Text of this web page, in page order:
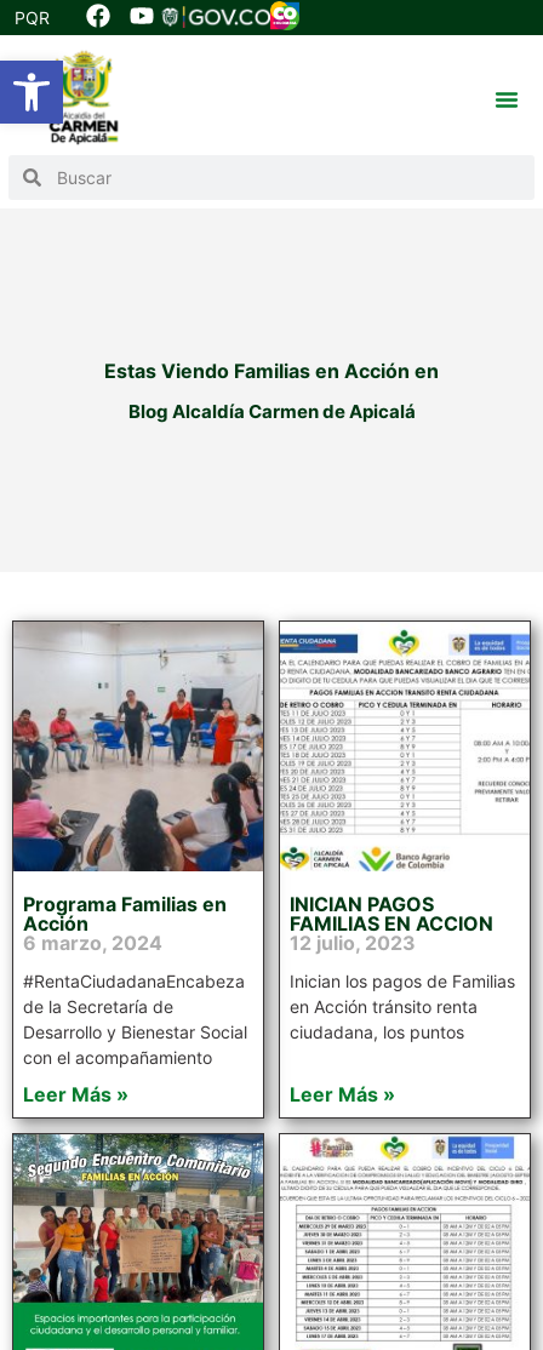
Abrir barra de herramientas
PQR
Estas Viendo Familias en Acción en
Blog Alcaldía Carmen de Apicalá
Programa Familias en
Acción
6 marzo, 2024
#RentaCiudadanaEncabeza
de la Secretaría de
Desarrollo y Bienestar Social
con el acompañamiento
Leer Más »
INICIAN PAGOS
FAMILIAS EN ACCION
12 julio, 2023
Inician los pagos de Familias
en Acción tránsito renta
ciudadana, los puntos
Leer Más »